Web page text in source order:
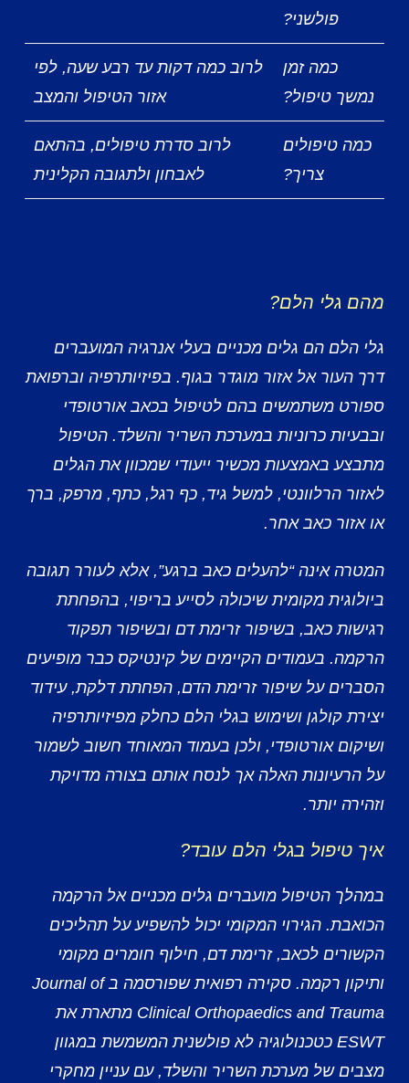
פולשני?
כמה זמן
נמשך טיפול?
לרוב כמה דקות עד רבע שעה, לפי
אזור הטיפול והמצב
כמה טיפולים
צריך?
לרוב סדרת טיפולים, בהתאם
לאבחון ולתגובה הקלינית
מהם גלי הלם?
גלי הלם הם גלים מכניים בעלי אנרגיה המועברים
דרך העור אל אזור מוגדר בגוף. בפיזיותרפיה וברפואת
ספורט משתמשים בהם לטיפול בכאב אורטופדי
ובבעיות כרוניות במערכת השריר והשלד. הטיפול
מתבצע באמצעות מכשיר ייעודי שמכוון את הגלים
לאזור הרלוונטי, למשל גיד, כף רגל, כתף, מרפק, ברך
או אזור כאב אחר.
המטרה אינה “להעלים כאב ברגע”, אלא לעורר תגובה
ביולוגית מקומית שיכולה לסייע בריפוי, בהפחתת
רגישות כאב, בשיפור זרימת דם ובשיפור תפקוד
הרקמה. בעמודים הקיימים של קינטיקס כבר מופיעים
הסברים על שיפור זרימת הדם, הפחתת דלקת, עידוד
יצירת קולגן ושימוש בגלי הלם כחלק מפיזיותרפיה
ושיקום אורטופדי, ולכן בעמוד המאוחד חשוב לשמור
על הרעיונות האלה אך לנסח אותם בצורה מדויקת
וזהירה יותר.
איך טיפול בגלי הלם עובד?
במהלך הטיפול מועברים גלים מכניים אל הרקמה
הכואבת. הגירוי המקומי יכול להשפיע על תהליכים
הקשורים לכאב, זרימת דם, חילוף חומרים מקומי
ותיקון רקמה. סקירה רפואית שפורסמה ב Journal of
Clinical Orthopaedics and Trauma מתארת את
ESWT כטכנולוגיה לא פולשנית המשמשת במגוון
מצבים של מערכת השריר והשלד, עם עניין מחקרי